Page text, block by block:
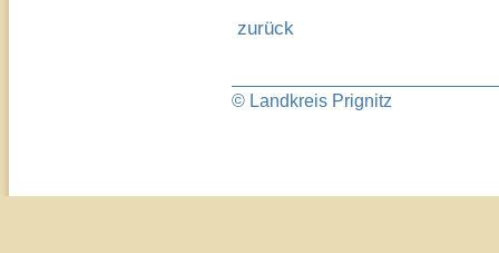
zurück
© Landkreis Prignitz